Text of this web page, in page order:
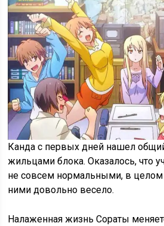
Канда с первых дней нашел
жильцами блока. Оказалось, что
не совсем нормальными, в целом
ними довольно весело.
Налаженная жизнь Сораты